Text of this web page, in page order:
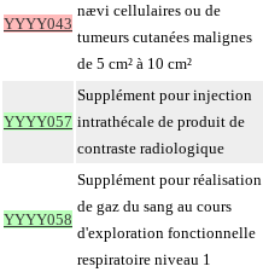
YYYY043
nævi cellulaires ou de
tumeurs cutanées malignes
de 5 cm² à 10 cm²
YYYY057
Supplément pour injection
intrathécale de produit de
contraste radiologique
YYYY058
Supplément pour réalisation
de gaz du sang au cours
d'exploration fonctionnelle
respiratoire niveau 1